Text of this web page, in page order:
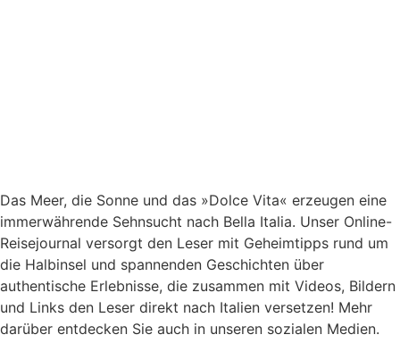
Das Meer, die Sonne und das »Dolce Vita« erzeugen eine
immerwährende Sehnsucht nach Bella Italia. Unser Online-
Reisejournal versorgt den Leser mit Geheimtipps rund um
die Halbinsel und spannenden Geschichten über
authentische Erlebnisse, die zusammen mit Videos, Bildern
und Links den Leser direkt nach Italien versetzen! Mehr
darüber entdecken Sie auch in unseren sozialen Medien.